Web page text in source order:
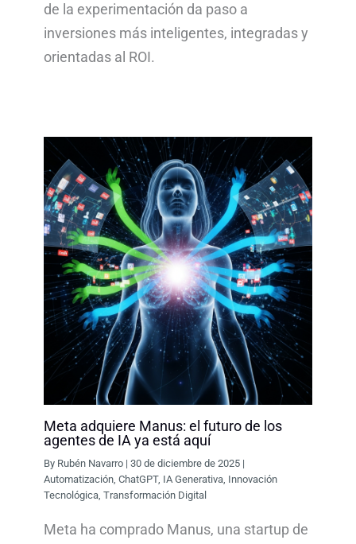
de la experimentación da paso a
inversiones más inteligentes, integradas y
orientadas al ROI.
Meta adquiere Manus: el futuro de los
agentes de IA ya está aquí
By Rubén Navarro |30 de diciembre de 2025 |
Automatización ,ChatGPT, IA Generativa Innovación
Tecnológica ,Transformación Digital
Meta ha comprado Manus, una startup de